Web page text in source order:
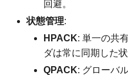
回避。
状態管理:
HPACK: 単一の共
ダは常に同期した
QPACK: グローバ